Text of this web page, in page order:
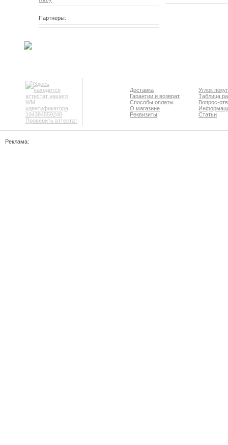
Партнеры:
Проверить аттестат
Доставка
Гарантии и возврат
Способы оплаты
О магазине
Реквизиты
Углок
Таблица
Вопрос-
Статьи
Реклама: